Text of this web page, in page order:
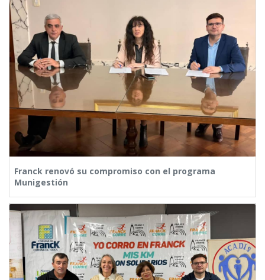
Franck renovó su compromiso con el programa
Munigestión